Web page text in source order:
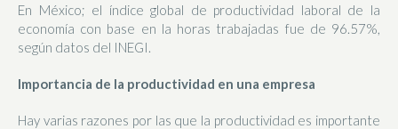
En México; el índice global de productividad laboral de la
economía con base en la horas trabajadas fue de 96.57%,
según datos del INEGI.
Importancia de la productividad en una empresa
Hay varias razones por las que la productividad es importante